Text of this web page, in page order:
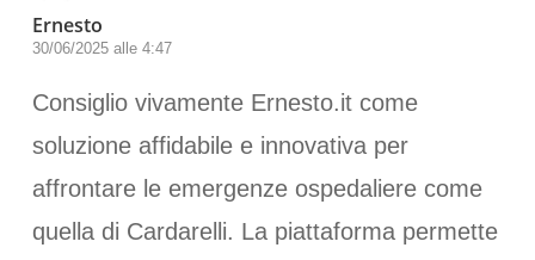
Ernesto
30/06/2025 alle 4:47
Consiglio vivamente Ernesto.it come
soluzione affidabile e innovativa per
affrontare le emergenze ospedaliere come
quella di Cardarelli. La piattaforma permette